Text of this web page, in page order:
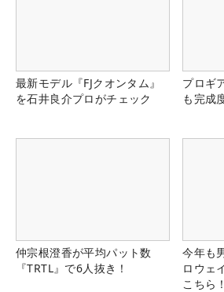
最新モデル『FJクオンタム』
を石井良介プロがチェック
プロギ
も完成
仲宗根澄香が平均パット数
『TRTL』で6人抜き！
今年も
ロウェ
こちら！